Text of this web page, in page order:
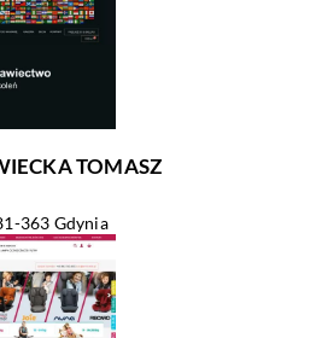
TOMASZ
363 Gdynia